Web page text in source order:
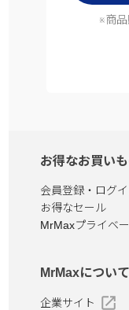
※商
お得なお買い
会員登録・ログ
お得なセール
MrMaxプライベ
MrMaxについて
企業サイト